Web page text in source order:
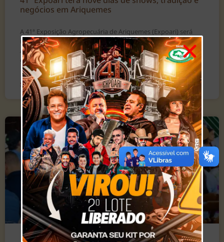
negócios em Ariquemes
A 41ª Exposição Agropecuária de Ariquemes (Expoari) será
realizada de 1º a 9 de agosto, no Parque de Exposições da
Associação dos Pecuaristas de Ariquemes (APA), reunindo
grandes atrações musicais,
SAIBA MAIS »
AGROARI